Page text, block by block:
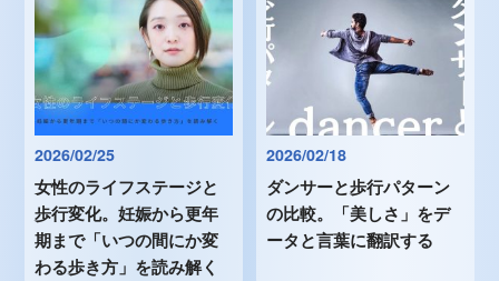
2026/02/25
女性のライフステージと
歩行変化。妊娠から更年
期まで「いつの間にか変
わる歩き方」を読み解く
2026/02/18
ダンサーと歩行パターン
の比較。「美しさ」をデ
ータと言葉に翻訳する